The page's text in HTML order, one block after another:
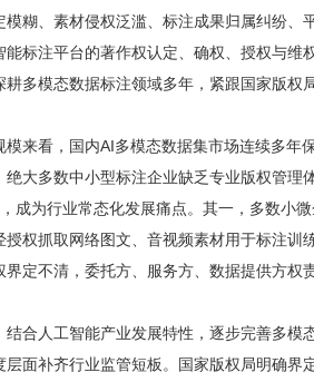
糊、素材侵权泛滥、标注成果归属纠纷
标注平台的著作权认定、确权、授权与
耕多模态数据标注领域多年，紧跟国家版权
来看，国内AI多模态数据集市场连续多
大多数中小型标注企业缺乏专业版权管
为行业常态化发展痛点。其一，多数
权抓取网络图文、音视频素材用于标注
定不清，委托方、服务方、数据提供方权
合人工智能产业发展特性，逐步完善多
面补齐行业监管短板。国家版权局明确